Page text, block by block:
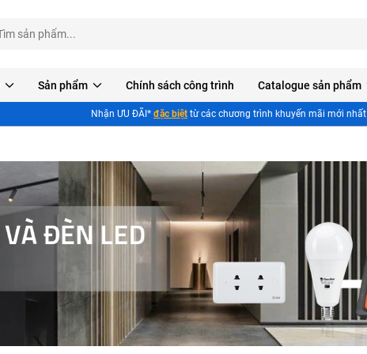
Sản phẩm Chính sách công trình Catalogue sản phẩm
Nhận ƯU ĐÃI* đặc biệt từ các chương trình khuyến mãi mới nhất